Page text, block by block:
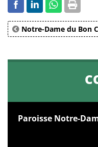
Notre-Dame du Bon
Paroisse Notre-